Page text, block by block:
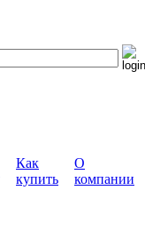
Как
купить
О
компании